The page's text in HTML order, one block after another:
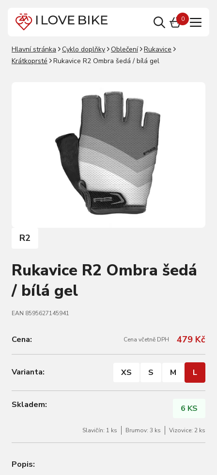
0
Hlavní stránka Cyklo doplňky Oblečení
Rukavice
Krátkoprsté
Rukavice R2 Ombra šedá / bílá gel
R2
Rukavice R2 Ombra šedá
/ bílá gel
EAN 8595627145941
Cena: Cena včetně DPH 479 Kč
Varianta: XS S M L
Skladem: 6 KS
Slavičín: 1 ks Brumov: 3 ks Vizovice: 2 ks
Popis: